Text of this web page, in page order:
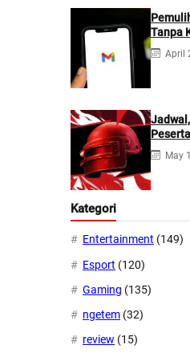
Tanpa
April
2026
May
Kategori
Entertainment (149)
Esport (120)
Gaming (135)
ngetem (32)
review (15)